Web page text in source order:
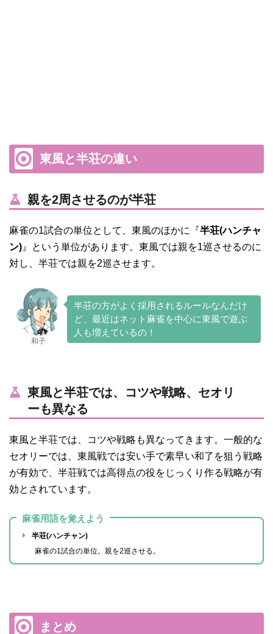
東風と半荘の違い
親を2周させるのが半荘
麻雀の1試合の単位として、東風のほかに『半荘(ハンチャ
ン) 』という単位があります。東風では親を1巡させるのに
対し、半荘では親を2巡させます。
和子
半荘の方がよく採用されるルールなんだけ
ど、最近はネット麻雀を中心に東風で遊ぶ
人も増えているの！
東風と半荘では、コツや戦略、セオリ
ーも異なる
東風と半荘では、コツや戦略も異なってきます。一般的な
セオリーでは、東風戦では安い手で素早い和了を狙う戦略
が有効で、半荘戦では高得点の役をじっくり作る戦略が有
効とされています。
麻雀用語を覚えよう
半荘(ハンチャン)
麻雀の1試合の単位。親を2巡させる。
まとめ